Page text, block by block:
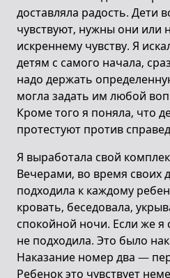
доставляла радость. Дети
чувствуют, нужны они или
искреннему чувству. Я
детям с самого начала,
надо держать
могла задать им любой
Кроме того я поняла, что
протестуют против
Я выработала свой
Вечерами, во время своих
подходила к каждому
кровать, беседовала,
спокойной ночи. Если же я
не подходила. Это было
Наказание номер два —
Ребенок это чувствует